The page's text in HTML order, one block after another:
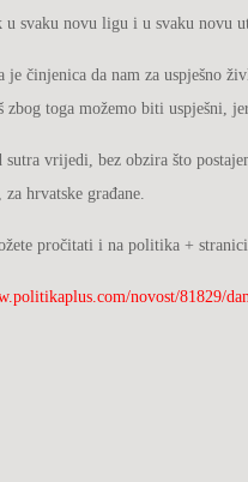
svaku novu ligu i u svaku novu
je činjenica da nam za uspješno
zbog toga možemo biti uspješni,
sutra vrijedi, bez obzira što
za hrvatske građane.
pročitati i na politika + stranici
novost/81829/